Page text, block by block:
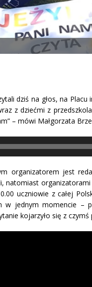
dziś na głos, na
z dziećmi z
– mówi Małgorzata
organizatorem jest
natomiast
uczniowie z całej
w jednym momencie –
kojarzyło się z